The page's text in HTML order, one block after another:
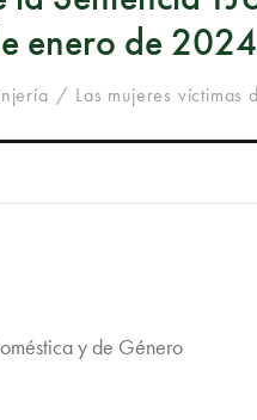
enero de 2024
Las mujeres
y de Género